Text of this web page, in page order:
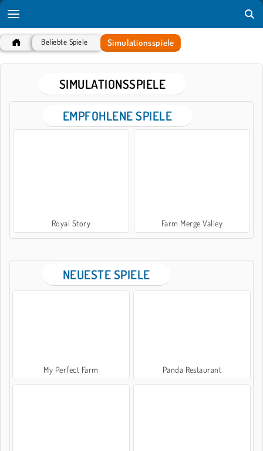
Beliebte Spiele Simulationsspiele
SIMULATIONSSPIELE
EMPFOHLENE SPIELE
Royal Story Farm Merge Valley
NEUESTE SPIELE
My Perfect Farm Panda Restaurant